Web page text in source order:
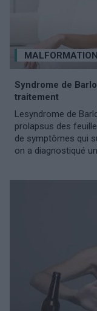
Syndrome de
traitement
Lesyndrome de
prolapsus des
de symptômes qui
on a diagnostiqué